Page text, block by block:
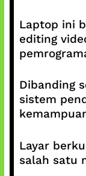
Laptop ini
editing
Dibanding
sistem
Layar
salah satu